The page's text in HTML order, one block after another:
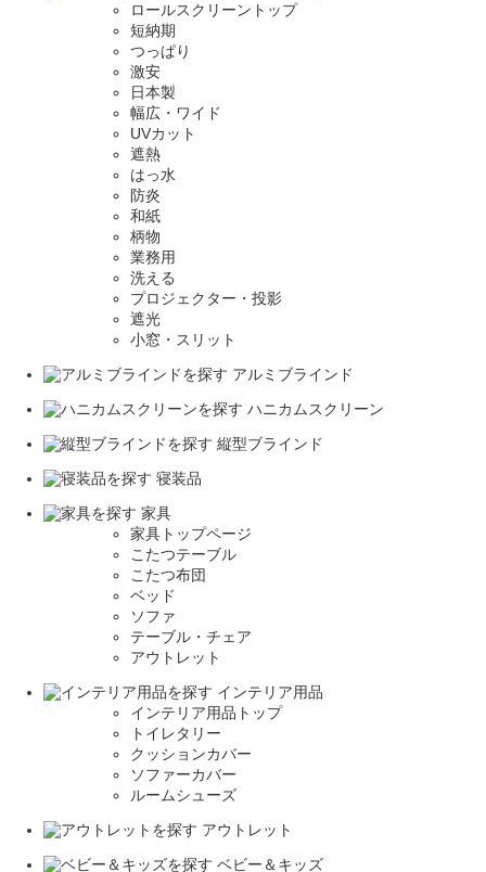
ロールスクリーントップ
短納期
つっぱり
激安
日本製
幅広・ワイド
UVカット
遮熱
はっ水
防炎
和紙
柄物
業務用
洗える
プロジェクター・投影
遮光
小窓・スリット
アルミブラインド
ハニカムスクリーン
縦型ブラインド
寝装品
家具
家具トップページ
こたつテーブル
こたつ布団
ベッド
ソファ
テーブル・チェア
アウトレット
インテリア用品
インテリア用品トップ
トイレタリー
クッションカバー
ソファーカバー
ルームシューズ
アウトレット
ベビー＆キッズ